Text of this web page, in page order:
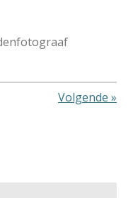
Volgende »